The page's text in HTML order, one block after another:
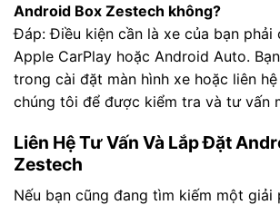
Android Box Zestech không?
Đáp: Điều kiện cần là xe của bạn phải
Apple CarPlay hoặc Android Auto.
trong cài đặt màn hình xe hoặc liên
chúng tôi để được kiểm tra và tư vấn
Liên Hệ Tư Vấn Và Lắp Đặt
Zestech
Nếu bạn cũng đang tìm kiếm một giải